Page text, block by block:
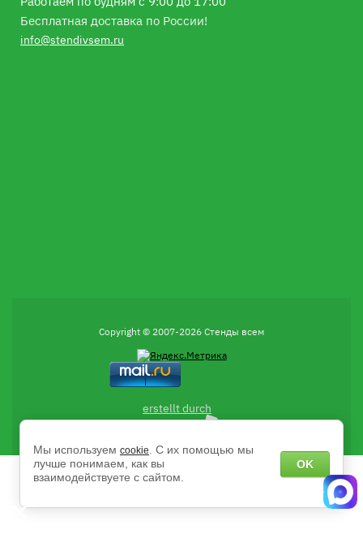
Бесплатная доставка по России!
info@stendivsem.ru
Copyright © 2007-2026 Стенды всем
erstellt durch
Мы используем cookie
. С их помощью мы
лучше понимаем, как вы
взаимодействуете с сайтом.
OK